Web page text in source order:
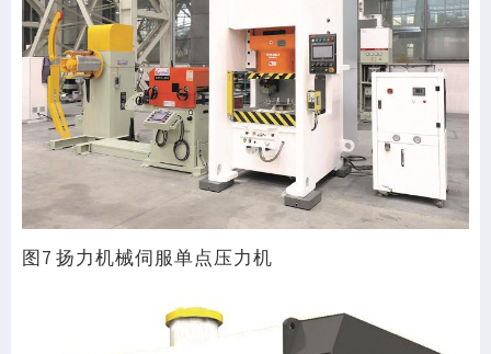
图7 扬力机械伺服单点压力机